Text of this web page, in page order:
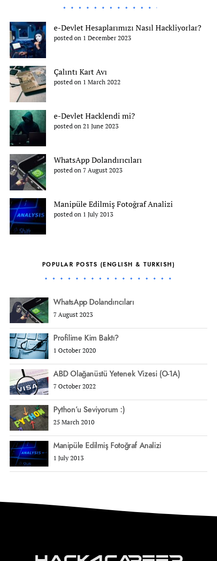
e-Devlet Hesaplarımızı Nasıl Hackliyorlar?
posted on 1 December 2023
Çalıntı Kart Avı
posted on 1 March 2022
e-Devlet Hacklendi mi?
posted on 21 June 2023
WhatsApp Dolandırıcıları
posted on 7 August 2023
Manipüle Edilmiş Fotoğraf Analizi
posted on 1 July 2013
POPULAR POSTS (ENGLISH & TURKISH)
WhatsApp Dolandırıcıları
7 August 2023
Profilime Kim Baktı?
1 October 2020
ABD Olağanüstü Yetenek Vizesi (O-1A)
7 October 2022
Python’u Seviyorum :)
25 March 2010
Manipüle Edilmiş Fotoğraf Analizi
1 July 2013